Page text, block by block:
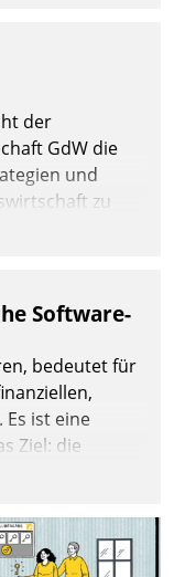
Kanal
der
GdW die
und
zu
Software-
bedeutet für
ist eine
Ziel: die
Damit
Grundregeln